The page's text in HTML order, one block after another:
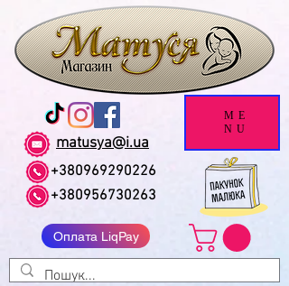
matusya@i.ua
+380969290226
+380956730263
Оплата LiqPay
ME
NU